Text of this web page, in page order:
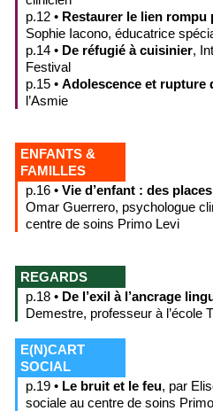
p.12 • Restaurer le lien rompu
Sophie Iacono, éducatrice
p.14 • De réfugié à cuisinier,
Festival
p.15 • Adolescence et rupture
l’Asmie
ENFANTS &
FAMILLES
p.16 • Vie d’enfant : des
Omar Guerrero, psychologue
centre de soins Primo Levi
REGARDS
p.18 • De l’exil à l’ancrage
Demestre, professeur à l’école
E(N)CART
SOCIAL
p.19 • Le bruit et le feu, par
sociale au centre de soins